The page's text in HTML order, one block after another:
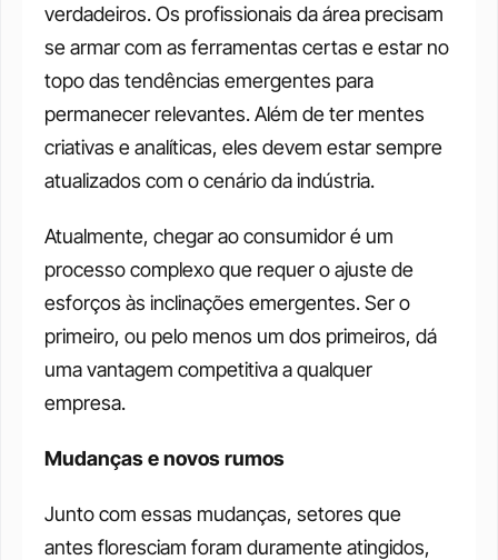
verdadeiros. Os profissionais da área precisam
se armar com as ferramentas certas e estar no
topo das tendências emergentes para
permanecer relevantes. Além de ter mentes
criativas e analíticas, eles devem estar sempre
atualizados com o cenário da indústria.
Atualmente, chegar ao consumidor é um
processo complexo que requer o ajuste de
esforços às inclinações emergentes. Ser o
primeiro, ou pelo menos um dos primeiros, dá
uma vantagem competitiva a qualquer
empresa.
Mudanças e novos rumos
Junto com essas mudanças, setores que
antes floresciam foram duramente atingidos,